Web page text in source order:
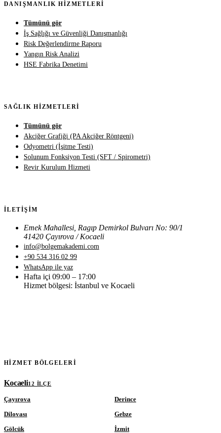
DANIŞMANLIK HIZMETLERI
Tümünü gör
İş Sağlığı ve Güvenliği Danışmanlığı
Risk Değerlendirme Raporu
Yangın Risk Analizi
HSE Fabrika Denetimi
SAĞLIK HIZMETLERI
Tümünü gör
Akciğer Grafiği (PA Akciğer Röntgeni)
Odyometri (İşitme Testi)
Solunum Fonksiyon Testi (SFT / Spirometri)
Revir Kurulum Hizmeti
İLETIŞIM
Emek Mahallesi, Ragıp Demirkol Bulvarı No: 90/1
41420 Çayırova / Kocaeli
info@bolgemakademi.com
+90 534 316 02 99
WhatsApp ile yaz
Hafta içi 09:00 – 17:00
Hizmet bölgesi: İstanbul ve Kocaeli
HIZMET BÖLGELERI
Kocaeli12 ILÇE
Çayırova
Derince
Dilovası
Gebze
Gölcük
İzmit